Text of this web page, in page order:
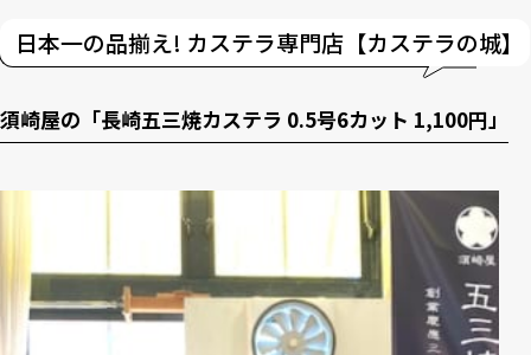
日本一の品揃え! カステラ専門店【カステラの城】
須崎屋の「長崎五三焼カステラ 0.5号6カット 1,100円」